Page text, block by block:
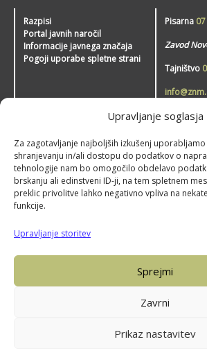
Upravljanje soglasja
Za zagotavljanje najboljših izkušenj
shranjevanju in/ali dostopu do podatkov o
tehnologije nam bo omogočilo obdelavo
brskanju ali edinstveni ID-ji, na tem spletnem
preklic privolitve lahko negativno vpliva na
funkcije.
Upravljanje storitev
Sprejmi
Zavrni
Prikaz nastavitev
Razpisi
Portal javnih naročil
Informacije javnega značaja
Pogoji uporabe spletne strani
Pisarna
Zavod
Tajništvo
Piškotki
Izjava o dostopnosti